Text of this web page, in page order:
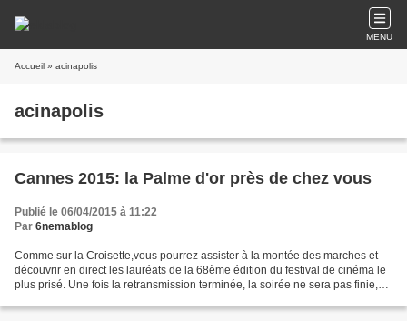
MENU
Accueil » acinapolis
acinapolis
Cannes 2015: la Palme d'or près de chez vous
Publié le 06/04/2015 à 11:22
Par 6nemablog
Comme sur la Croisette,vous pourrez assister à la montée des marches et
découvrir en direct les lauréats de la 68ème édition du festival de cinéma le
plus prisé. Une fois la retransmission terminée, la soirée ne sera pas finie,